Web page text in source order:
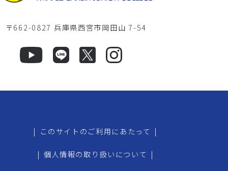
〒662-0827 兵庫県西宮市岡田山 7-54
| このサイトのご利用にあたって |
| 個人情報の取り扱いについて |